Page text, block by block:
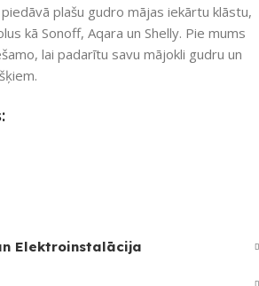
RF uztvērējs,Wi-Fi
PIEEJAMS UZREIZ Jā
plašu gudro mājas iekārtu klāstu,
kā Sonoff, Aqara un Shelly. Pie mums
lai padarītu savu mājokli gudru un
Elektroinstalācija